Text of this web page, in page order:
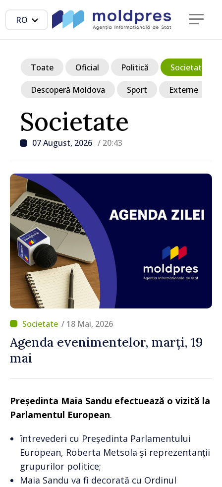
RO
Societate
07 August, 2026 / 20:43
Toate Oficial Politică Societate
Descoperă Moldova Sport Externe
/ 18 Mai, 2026
Agenda evenimentelor, marți, 19
mai
Președinta Maia Sandu efectuează o vizită la
Parlamentul European.
întrevederi cu Președinta Parlamentului
European, Roberta Metsola și reprezentanții
grupurilor politice;
Maia Sandu va fi decorată cu Ordinul